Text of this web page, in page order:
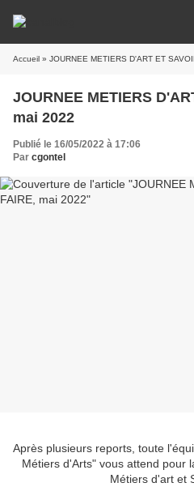
Accueil » JOURNEE METIERS D'ART ET
JOURNEE METIERS
mai 2022
Publié le 16/05/2022 à 17:06
Par cgontel
Après plusieurs reports, toute
Métiers d'Arts" vous attend pour
Métiers d'art et